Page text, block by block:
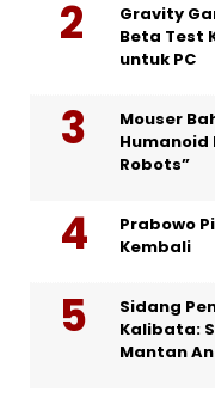
Gravity
Beta Test
untuk PC
Mouser
Humanoid
Robots”
Prabowo
Kembali
Sidang
Kalibata:
Mantan